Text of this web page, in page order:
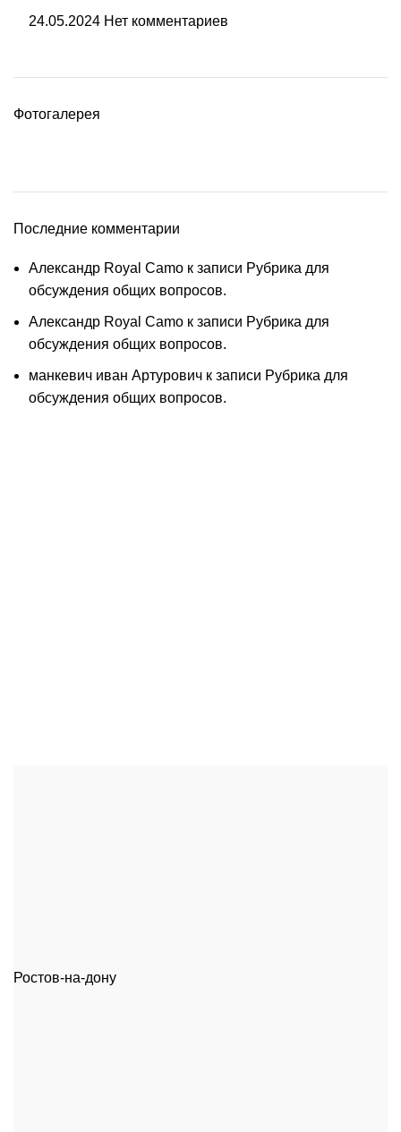
24.05.2024 Нет комментариев
Фотогалерея
Последние комментарии
Александр Royal Camo к записи Рубрика для
обсуждения общих вопросов.
Александр Royal Camo к записи Рубрика для
обсуждения общих вопросов.
манкевич иван Артурович к записи Рубрика для
обсуждения общих вопросов.
Ростов-на-дону